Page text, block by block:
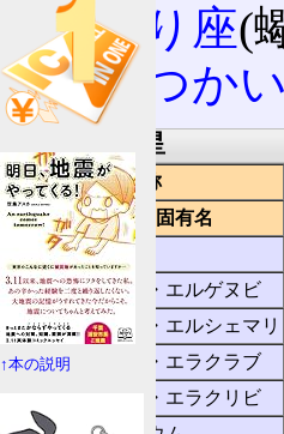
さそり座(
へびつか
代表的な恒星
名称
バイエル
固有名
α1Lib
α2Lib
ズベン・エルゲヌビ
βLib
ズベン・エルシェマリ
γLib
ズベン・エラクラブ
ズベン・エラクリビ
↑本の説明